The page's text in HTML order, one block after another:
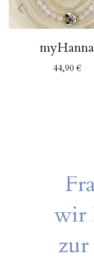
myHanna
44,90€
wir